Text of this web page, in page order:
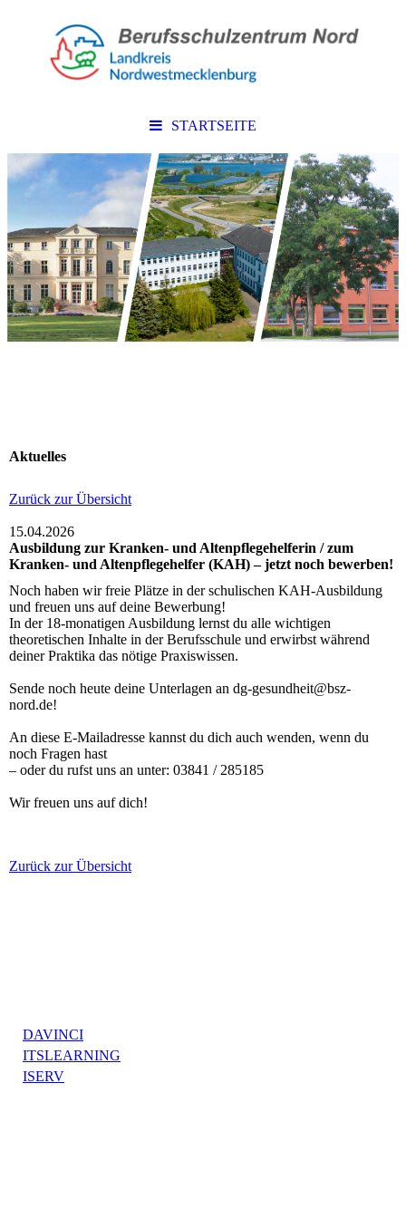
STARTSEITE
Aktuelles
Zurück zur Übersicht
15.04.2026
Ausbildung zur Kranken- und Altenpflegehelferin / zum
Kranken- und Altenpflegehelfer (KAH) – jetzt noch bewerben!
Noch haben wir freie Plätze in der schulischen KAH-Ausbildung
und freuen uns auf deine Bewerbung!
In der 18-monatigen Ausbildung lernst du alle wichtigen
theoretischen Inhalte in der Berufsschule und erwirbst während
deiner Praktika das nötige Praxiswissen.
Sende noch heute deine Unterlagen an dg-gesundheit@bsz-
nord.de!
An diese E-Mailadresse kannst du dich auch wenden, wenn du
noch Fragen hast
– oder du rufst uns an unter: 03841 / 285185
Wir freuen uns auf dich!
Zurück zur Übersicht
DAVINCI
ITSLEARNING
ISERV